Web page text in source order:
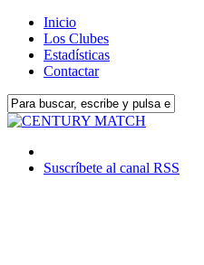
Inicio
Los Clubes
Estadísticas
Contactar
Suscríbete al canal RSS